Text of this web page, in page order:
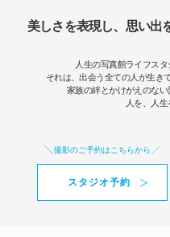
美しさを表現し、思い出
人生の写真館ライフスタ
それは、出会う全ての人が生き
家族の絆とかけがえのない
人を、人生
撮影のご予約はこちらから
スタジオ予約